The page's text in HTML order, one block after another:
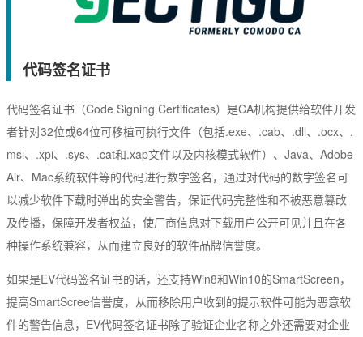
代码签名证书
代码签名证书（Code Signing Certificates）是CA机构提供给软件开发
者针对32位或64位可移植可执行文件（包括.exe、.cab、.dll、.ocx、.
msi、.xpi、.sys、.cat和.xap文件以及内核模式软件）、Java、Adobe
Air、Mac系统软件等的代码进行数字签名，通过对代码的数字签名可
以减少软件下载时弹出的安全警告，保证代码完整性和不被恶意篡改
及传播，保障开发者权益，使厂商信息对下载用户公开可见并且在各
种操作系统兼容，从而建立良好的软件品牌信誉度。
如果是EV代码签名证书的话，还支持Win8和Win10的SmartScreen，
提高SmartScree信誉度，从而移除用户收到的提示软件可能为恶意软
件的警告信息，EV代码签名证书除了验证企业名称之外还需要对企业